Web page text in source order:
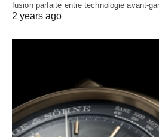
fusion parfaite entre technologie avant-
2 years ago